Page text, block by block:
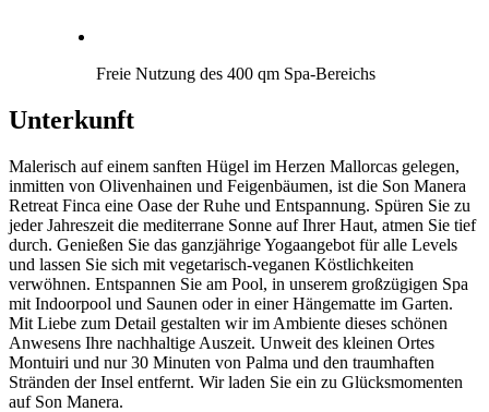
Freie Nutzung des 400 qm Spa-Bereichs
Unterkunft
Malerisch auf einem sanften Hügel im Herzen Mallorcas gelegen,
inmitten von Olivenhainen und Feigenbäumen, ist die Son Manera
Retreat Finca eine Oase der Ruhe und Entspannung. Spüren Sie zu
jeder Jahreszeit die mediterrane Sonne auf Ihrer Haut, atmen Sie tief
durch. Genießen Sie das ganzjährige Yogaangebot für alle Levels
und lassen Sie sich mit vegetarisch-veganen Köstlichkeiten
verwöhnen. Entspannen Sie am Pool, in unserem großzügigen Spa
mit Indoorpool und Saunen oder in einer Hängematte im Garten.
Mit Liebe zum Detail gestalten wir im Ambiente dieses schönen
Anwesens Ihre nachhaltige Auszeit. Unweit des kleinen Ortes
Montuiri und nur 30 Minuten von Palma und den traumhaften
Stränden der Insel entfernt. Wir laden Sie ein zu Glücksmomenten
auf Son Manera.